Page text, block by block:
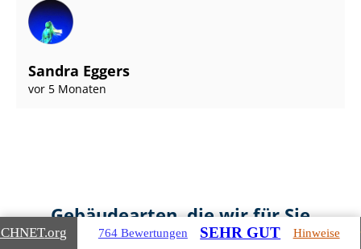
Sandra Eggers
vor 5 Monaten
Gebäudearten, die wir für Sie
bewerten
.org 764 Bewertungen SEHR GUT Hinweise